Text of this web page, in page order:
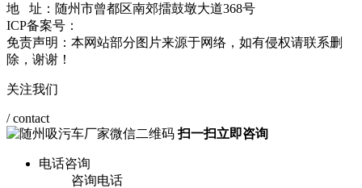
地 址：随州市曾都区南郊擂鼓墩大道368号
ICP备案号：
免责声明：本网站部分图片来源于网络，如有侵权请联系删
除，谢谢！
关注我们
/ contact
扫一扫立即咨询
电话咨询
咨询电话